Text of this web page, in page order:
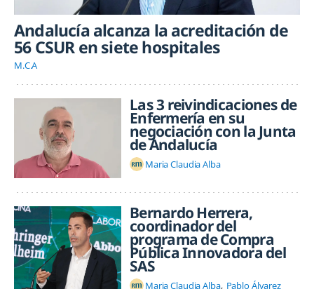
Andalucía alcanza la acreditación de
56 CSUR en siete hospitales
M.C.A
Las 3 reivindicaciones de
Enfermería en su
negociación con la Junta
de Andalucía
Maria Claudia Alba
Bernardo Herrera,
coordinador del
programa de Compra
Pública Innovadora del
SAS
Maria Claudia Alba Pablo Álvarez